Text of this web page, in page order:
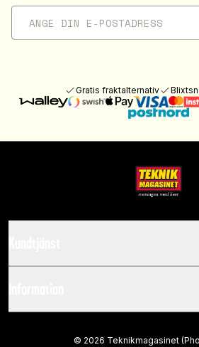
Gratis fraktalternativ
© 2026 Teknikmagasinet